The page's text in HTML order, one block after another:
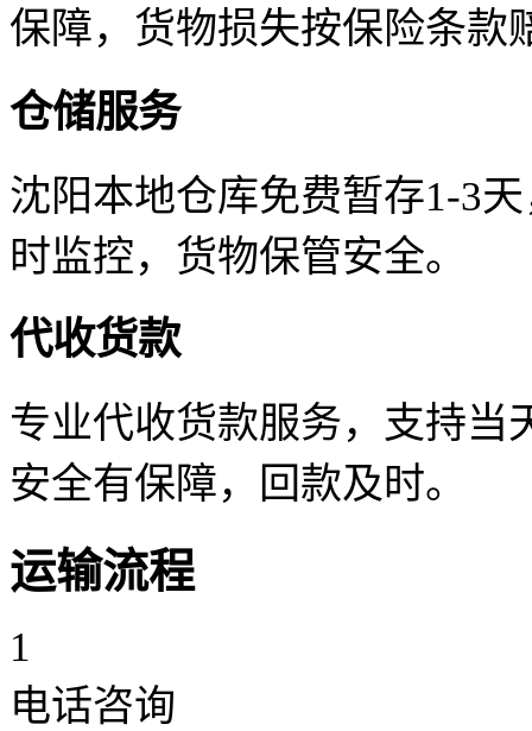
保障，货物损失按保险条款
仓储服务
沈阳本地仓库免费暂存1-3
时监控，货物保管安全。
代收货款
专业代收货款服务，支持当
安全有保障，回款及时。
运输流程
1
电话咨询